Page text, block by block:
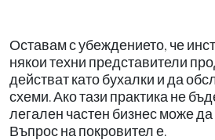
Оставам с убеждението, че
някои техни представители
действат като бухалки и да
схеми. Ако тази практика не
легален частен бизнес може
Въпрос на покровител е.